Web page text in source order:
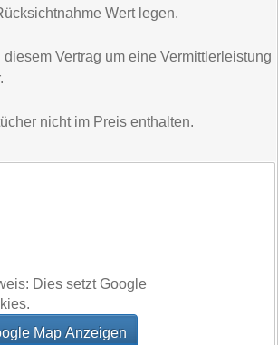
Wert legen.
Vertrag um eine Vermittlerleistung
nicht im Preis enthalten.
Dies setzt Google